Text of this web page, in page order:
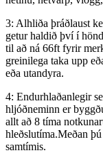
3: Alhliða þráðlaust
getur haldið því í
til að ná 66ft fyrir
greinilega taka upp
eða utandyra.
4: Endurhlaðanlegir
hljóðneminn er
allt að 8 tíma
hleðslutíma.Meðan
samtímis.